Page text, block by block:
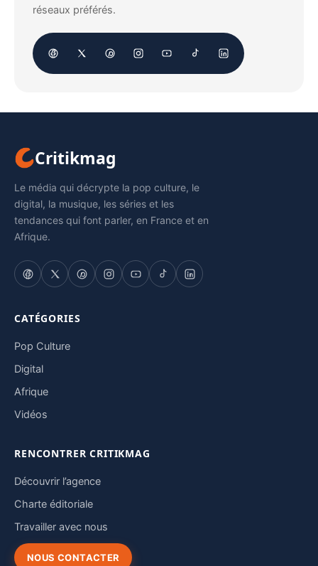
réseaux préférés.
Critikmag
Le média qui décrypte la pop culture, le
digital, la musique, les séries et les
tendances qui font parler, en France et en
Afrique.
CATÉGORIES
Pop Culture
Digital
Afrique
Vidéos
RENCONTRER CRITIKMAG
Découvrir l’agence
Charte éditoriale
Travailler avec nous
NOUS CONTACTER